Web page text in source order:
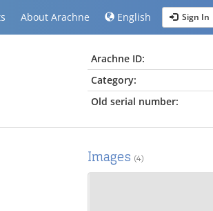
About Arachne English Sign In
Arachne ID:
Category:
Old serial number:
Images (4)